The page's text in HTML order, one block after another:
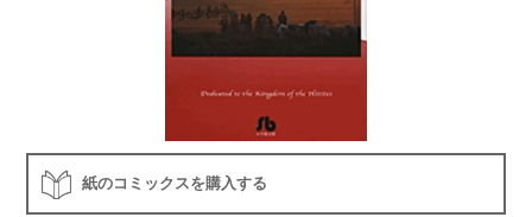
紙のコミックスを購入する